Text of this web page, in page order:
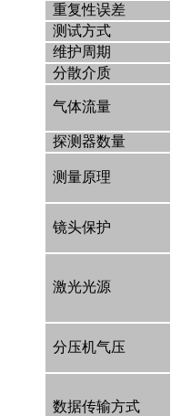
重复性误差
测试方式
维护周期
分散介质
气体流量
探测器数量
测量原理
镜头保护
激光光源
分压机气压
数据传输方式